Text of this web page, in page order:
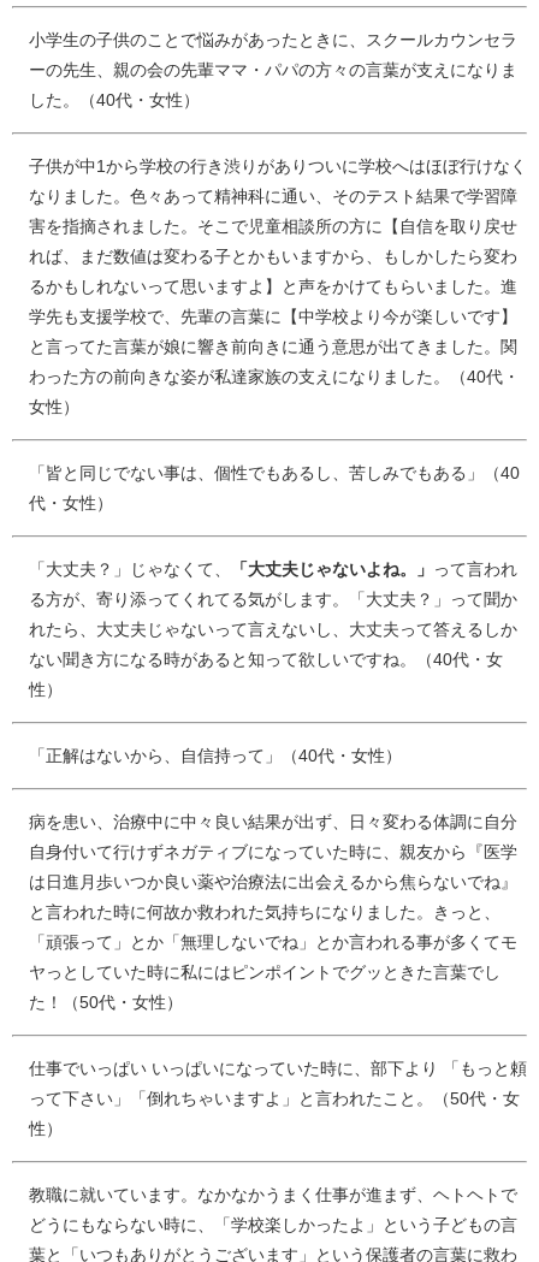
小学生の子供のことで悩みがあったときに、スクールカウンセラ
ーの先生、親の会の先輩ママ・パパの方々の言葉が支えになりま
した。（40代・女性）
子供が中1から学校の行き渋りがありついに学校へはほぼ行けなく
なりました。色々あって精神科に通い、そのテスト結果で学習障
害を指摘されました。そこで児童相談所の方に【自信を取り戻せ
れば、まだ数値は変わる子とかもいますから、もしかしたら変わ
るかもしれないって思いますよ】と声をかけてもらいました。進
学先も支援学校で、先輩の言葉に【中学校より今が楽しいです】
と言ってた言葉が娘に響き前向きに通う意思が出てきました。関
わった方の前向きな姿が私達家族の支えになりました。（40代・
女性）
「皆と同じでない事は、個性でもあるし、苦しみでもある」（40
代・女性）
「大丈夫？」じゃなくて、 「大丈夫じゃないよね。」 って言われ
る方が、寄り添ってくれてる気がします。「大丈夫？」って聞か
れたら、大丈夫じゃないって言えないし、大丈夫って答えるしか
ない聞き方になる時があると知って欲しいですね。（40代・女
性）
「正解はないから、自信持って」（40代・女性）
病を患い、治療中に中々良い結果が出ず、日々変わる体調に自分
自身付いて行けずネガティブになっていた時に、親友から『医学
は日進月歩いつか良い薬や治療法に出会えるから焦らないでね』
と言われた時に何故か救われた気持ちになりました。きっと、
「頑張って」とか「無理しないでね」とか言われる事が多くてモ
ヤっとしていた時に私にはピンポイントでグッときた言葉でし
た！（50代・女性）
仕事でいっぱい いっぱいになっていた時に、部下より 「もっと頼
って下さい」「倒れちゃいますよ」と言われたこと。（50代・女
性）
教職に就いています。なかなかうまく仕事が進まず、ヘトヘトで
どうにもならない時に、「学校楽しかったよ」という子どもの言
葉と「いつもありがとうございます」という保護者の言葉に救わ